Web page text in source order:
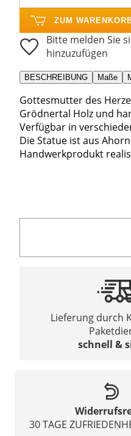
ZUM
Bitte melden Sie
hinzuzufügen
BESCHREIBUNG Maße
Gottesmutter des
Grödnertal Holz und
Verfügbar in
Die Statue ist aus
Handwerkprodukt
Lieferung durch
schnell &
30 TAGE